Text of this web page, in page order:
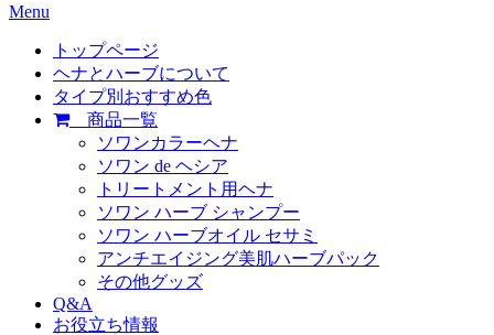
Menu
トップページ
ヘナとハーブについて
タイプ別おすすめ色
商品一覧
ソワンカラーヘナ
ソワン de ヘシア
トリートメント用ヘナ
ソワン ハーブ シャンプー
ソワン ハーブオイル セサミ
アンチエイジング美肌ハーブパック
その他グッズ
Q&A
お役立ち情報